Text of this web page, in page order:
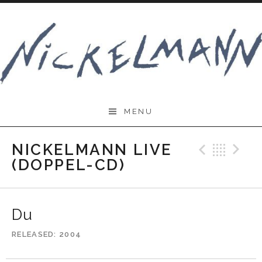
content
Nickelmann.de
MENU
NICKELMANN LIVE
(DOPPEL-CD)
Du
RELEASED 2004